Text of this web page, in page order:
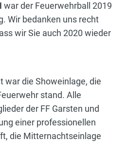
war der Feuerwehrball 2019
Wir bedanken uns recht
wir Sie auch 2020 wieder
war die Showeinlage, die
stand. Alle
der FF Garsten und
einer professionellen
die Mitternachtseinlage